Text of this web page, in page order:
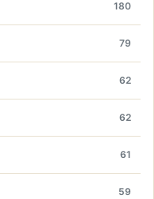
180
79
62
62
61
59